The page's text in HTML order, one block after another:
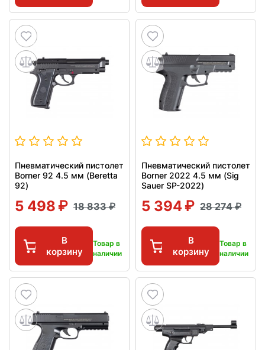
Пневматический пистолет
Borner 92 4.5 мм (Beretta
92)
5 498 18 833
В
корзину
Товар в
наличии
Пневматический пистолет
Borner 2022 4.5 мм (Sig
Sauer SP-2022)
5 394 28 274
В
корзину
Товар в
наличии